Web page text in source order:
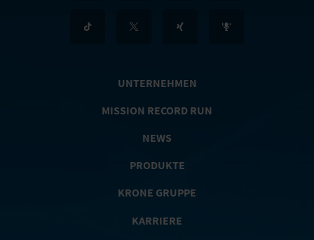
UNTERNEHMEN
MISSION RECORD RUN
NEWS
PRODUKTE
KRONE GRUPPE
KARRIERE